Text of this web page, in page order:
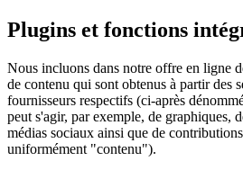
Plugins et fonctions
Nous incluons dans notre offre en ligne
de contenu qui sont obtenus à partir des
fournisseurs respectifs (ci-après
peut s'agir, par exemple, de graphiques,
médias sociaux ainsi que de
uniformément "contenu").